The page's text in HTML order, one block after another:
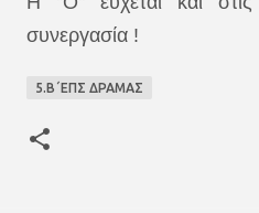
συνεργασία !
5.Β΄ΕΠΣ ΔΡΑΜΑΣ